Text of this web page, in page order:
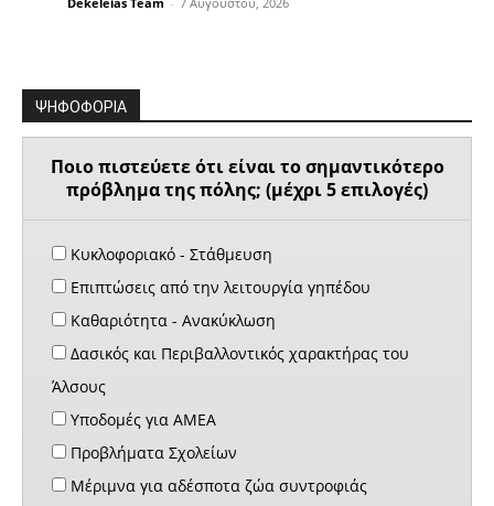
ΨΗΦΟΦΟΡΙΑ
Ποιο πιστεύετε ότι είναι το σημαντικότερο
πρόβλημα της πόλης; (μέχρι 5 επιλογές)
Κυκλοφοριακό - Στάθμευση
Επιπτώσεις από την λειτουργία γηπέδου
Καθαριότητα - Ανακύκλωση
Δασικός και Περιβαλλοντικός χαρακτήρας του
Άλσους
Υποδομές για ΑΜΕΑ
Προβλήματα Σχολείων
Μέριμνα για αδέσποτα ζώα συντροφιάς